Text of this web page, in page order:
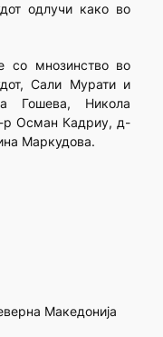
одлучи како во
со мнозинство во
Сали Мурати и
Гошева, Никола
р Осман Кадриу, д-
Маркудова.
Македонија